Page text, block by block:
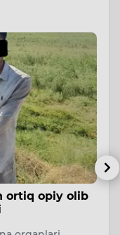
ortiq opiy olib